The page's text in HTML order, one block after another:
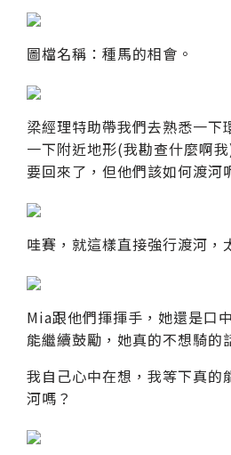
圖檔名稱：種馬的相會。
梁經理特助帶我們去熟悉一下
一下附近地形(我勘查什麼啊
要回來了，但他們該如何渡河
哇賽，就這樣直接強行渡河，
Mia跟他們揮揮手，她還是口
能繼續鼓勵，她真的不想騎的
我自己心中在想，我等下真的
河嗎？